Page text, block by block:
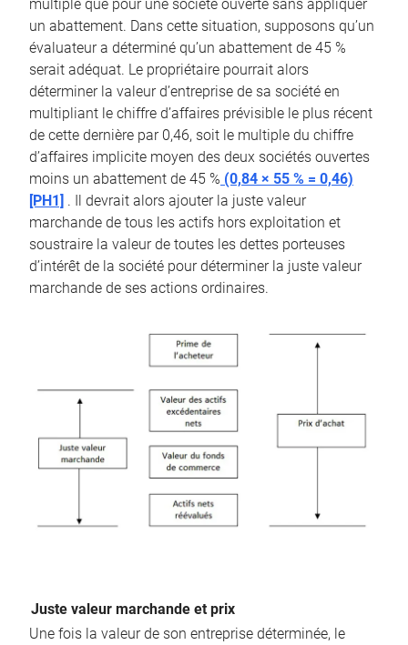
multiple que pour une société ouverte sans appliquer
un abattement. Dans cette situation, supposons qu’un
évaluateur a déterminé qu’un abattement de 45 %
serait adéquat. Le propriétaire pourrait alors
déterminer la valeur d’entreprise de sa société en
multipliant le chiffre d’affaires prévisible le plus récent
de cette dernière par 0,46, soit le multiple du chiffre
d’affaires implicite moyen des deux sociétés ouvertes
moins un abattement de 45 % (0,84 × 55 % = 0,46)
[PH1] . Il devrait alors ajouter la juste valeur
marchande de tous les actifs hors exploitation et
soustraire la valeur de toutes les dettes porteuses
d’intérêt de la société pour déterminer la juste valeur
marchande de ses actions ordinaires.
Juste valeur marchande et prix
Une fois la valeur de son entreprise déterminée, le